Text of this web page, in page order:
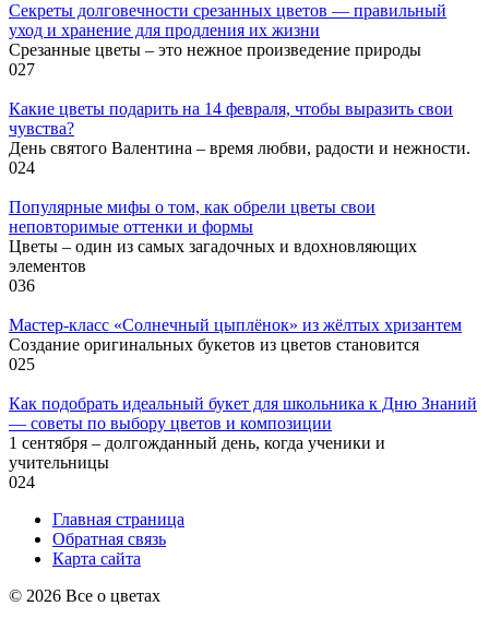
Секреты долговечности срезанных цветов — правильный
уход и хранение для продления их жизни
Срезанные цветы – это нежное произведение природы
027
Какие цветы подарить на 14 февраля, чтобы выразить свои
чувства?
День святого Валентина – время любви, радости и нежности.
024
Популярные мифы о том, как обрели цветы свои
неповторимые оттенки и формы
Цветы – один из самых загадочных и вдохновляющих
элементов
036
Мастер-класс «Солнечный цыплёнок» из жёлтых хризантем
Создание оригинальных букетов из цветов становится
025
Как подобрать идеальный букет для школьника к Дню Знаний
— советы по выбору цветов и композиции
1 сентября – долгожданный день, когда ученики и
учительницы
024
Главная страница
Обратная связь
Карта сайта
© 2026 Все о цветах